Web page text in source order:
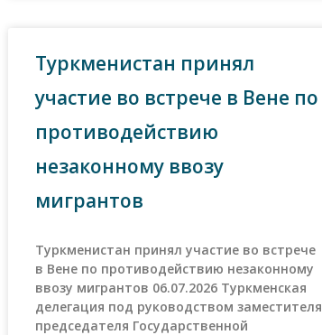
Туркменистан принял
участие во встрече в Вене по
противодействию
незаконному ввозу
мигрантов
Туркменистан принял участие во встрече
в Вене по противодействию незаконному
ввозу мигрантов 06.07.2026 Туркменская
делегация под руководством заместителя
председателя Государственной